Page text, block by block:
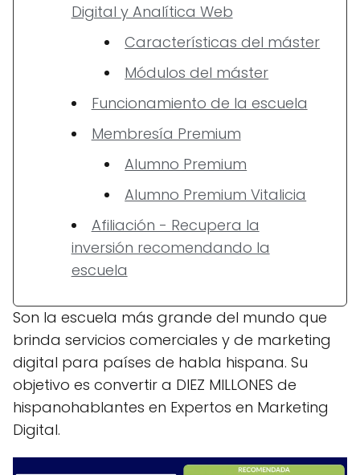
Digital y Analítica Web
Características del máster
Módulos del máster
Funcionamiento de la escuela
Membresía Premium
Alumno Premium
Alumno Premium Vitalicia
Afiliación - Recupera la
inversión recomendando la
escuela
Son la escuela más grande del mundo que
brinda servicios comerciales y de marketing
digital para países de habla hispana. Su
objetivo es convertir a DIEZ MILLONES de
hispanohablantes en Expertos en Marketing
Digital.